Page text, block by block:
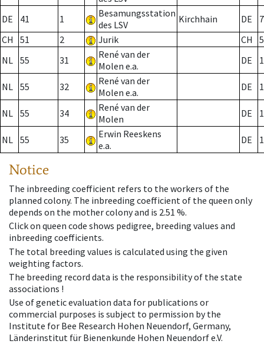
DE 41 1
Besamungsstation
des LSV
Kirchhain DE
7
CH
51 2 Jurik CH
NL 55 31
René van der
Molen e.a.
DE
NL 55 32
René van der
Molen e.a.
DE
NL 55 34
René van der
Molen
DE
NL 55 35
Erwin Reeskens
e.a.
DE
Notice
The inbreeding coefficient refers to the workers of the
planned colony. The inbreeding coefficient of the queen only
depends on the mother colony and is 2.51 %.
Click on queen code shows pedigree, breeding values and
inbreeding coefficients.
The total breeding values is calculated using the given
weighting factors.
The breeding record data is the responsibility of the state
associations !
Use of genetic evaluation data for publications or
commercial purposes is subject to permission by the
Institute for Bee Research Hohen Neuendorf, Germany,
Länderinstitut für Bienenkunde Hohen Neuendorf e.V.